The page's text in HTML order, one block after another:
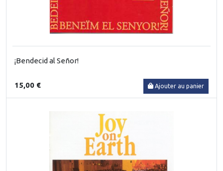
¡Bendecid al Señor!
15,00 € Ajouter au panier